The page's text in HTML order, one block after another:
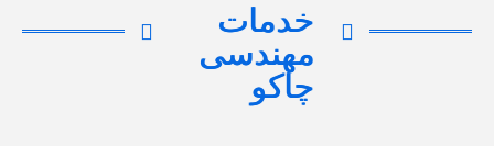
خدمات
مهندسی
چاکو